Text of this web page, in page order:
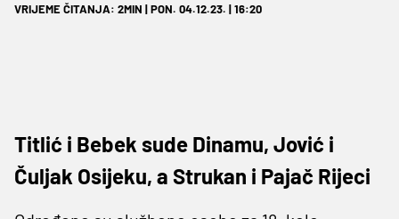
VRIJEME ČITANJA: 2MIN | PON. 04.12.23. | 16:20
Titlić i Bebek sude Dinamu, Jović i
Čuljak Osijeku, a Strukan i Pajač Rijeci